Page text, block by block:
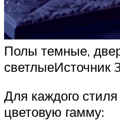
Полы темные,
светлыеИсточник
Для каждого
цветовую гамму: